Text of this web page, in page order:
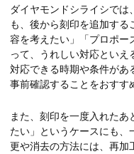
ダイヤモンドシライシで
も、後から刻印を追加す
容を考えたい」「プロポー
って、うれしい対応とい
対応できる時期や条件があ
事前確認することをおすす
また、刻印を一度入れた
たい」というケースにも、
更や消去の方法には、再加